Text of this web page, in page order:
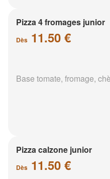
Pizza 4 fromages junior
Dès 11.50 €
Base tomate, fromage,
Pizza calzone junior
Dès 11.50 €